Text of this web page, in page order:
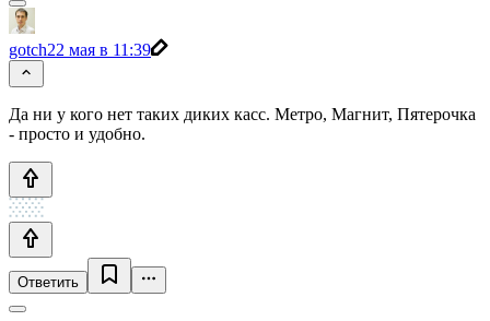
gotch22 мая в 11:39
Да ни у кого нет таких диких касс. Метро, Магнит, Пятерочка
- просто и удобно.
Ответить